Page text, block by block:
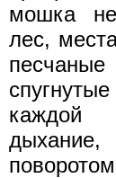
мошка
лес,
каждой